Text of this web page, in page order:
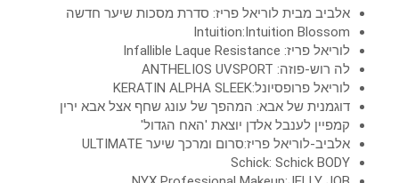
אלביב מבית לוריאל פריז: סדרת מסכות שיער חדשה
Intuition:Intuition Blossom
לוריאל פריז: Infallible Laque Resistance
לה רוש-פוזה: ANTHELIOS UVSPORT
לוריאל פרופסיונל:KERATIN ALPHA SLEEK
דוגמנית של אבא: המהפך של עונג שחף אצל אבא ירין
קמפיין לענבל אלדן יוצאת 'האח הגדול'
אלביב-לוריאל פריז:סרום ומרכך שיער ULTIMATE
Schick: Schick BODY